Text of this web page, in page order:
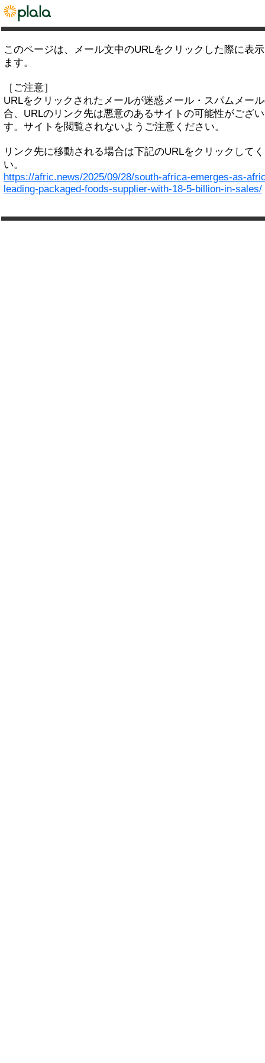
このページは、メール文中のURLをクリックした際に表
ます。
［ご注意］
URLをクリックされたメールが迷惑メール・スパムメー
合、URLのリンク先は悪意のあるサイトの可能性がござ
す。サイトを閲覧されないようご注意ください。
リンク先に移動される場合は下記のURLをクリックして
い。
https://afric.news/2025/09/28/south-africa-emerges-as-
leading-packaged-foods-supplier-with-18-5-billion-in-sales/